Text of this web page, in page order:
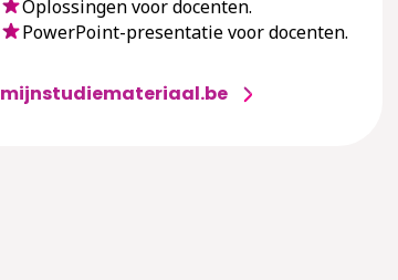
Oplossingen voor docenten.
PowerPoint-presentatie voor docenten.
mijnstudiemateriaal.be